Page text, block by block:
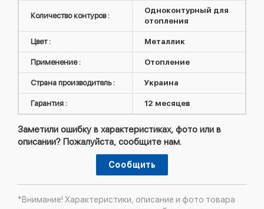
Количество контуров :
Одноконтурный для
отопления
Цвет : Металлик
Применение : Отопление
Страна производитель : Украина
Гарантия : 12 месяцев
Заметили ошибку в характеристиках, фото или в
описании? Пожалуйста, сообщите нам.
Сообщить
*Внимание! Характеристики, описание и фото товара